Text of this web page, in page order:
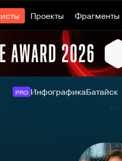
Проекты Фрагменты
PRO ИнфографикаБатайск